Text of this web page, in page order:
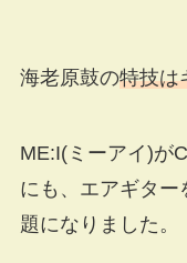
海老原鼓の特技は
ME:I(ミーアイ)が
にも、エアギタ
題になりました。